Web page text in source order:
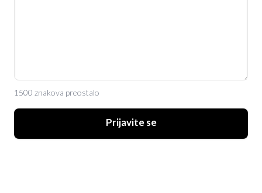
1500 znakova preostalo
Prijavite se